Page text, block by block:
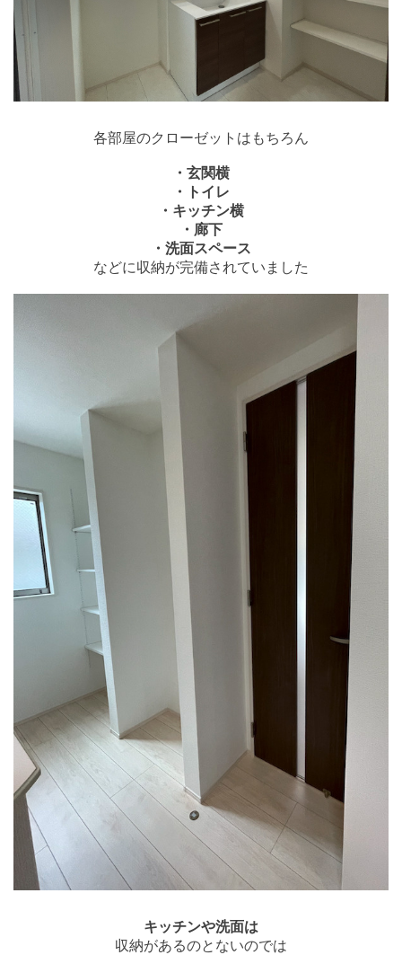
各部屋のクローゼットはもちろん
・玄関横
・トイレ
・キッチン横
・廊下
・洗面スペース
などに収納が完備されていました
キッチンや洗面は
収納があるのとないのでは